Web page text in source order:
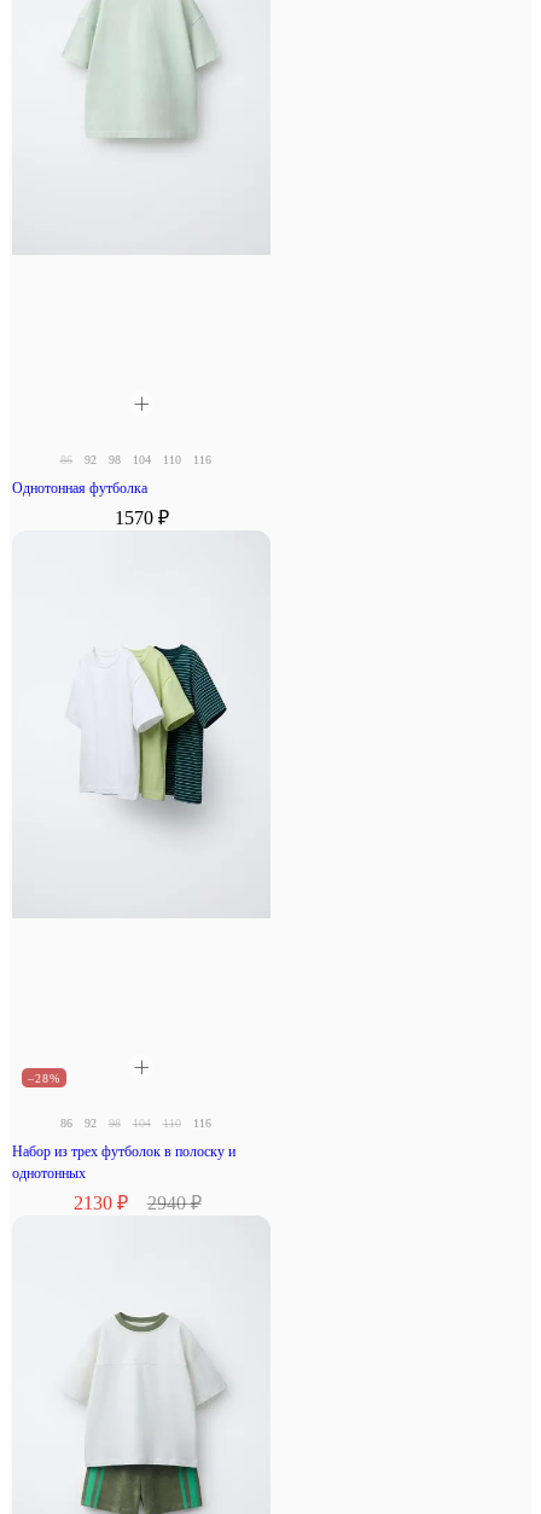
86 92 98 104 110 116
Однотонная футболка
1570 ₽
–28%
86 92 98 104 110 116
Набор из трех футболок в полоску и
однотонных
2130 ₽ 2940 ₽